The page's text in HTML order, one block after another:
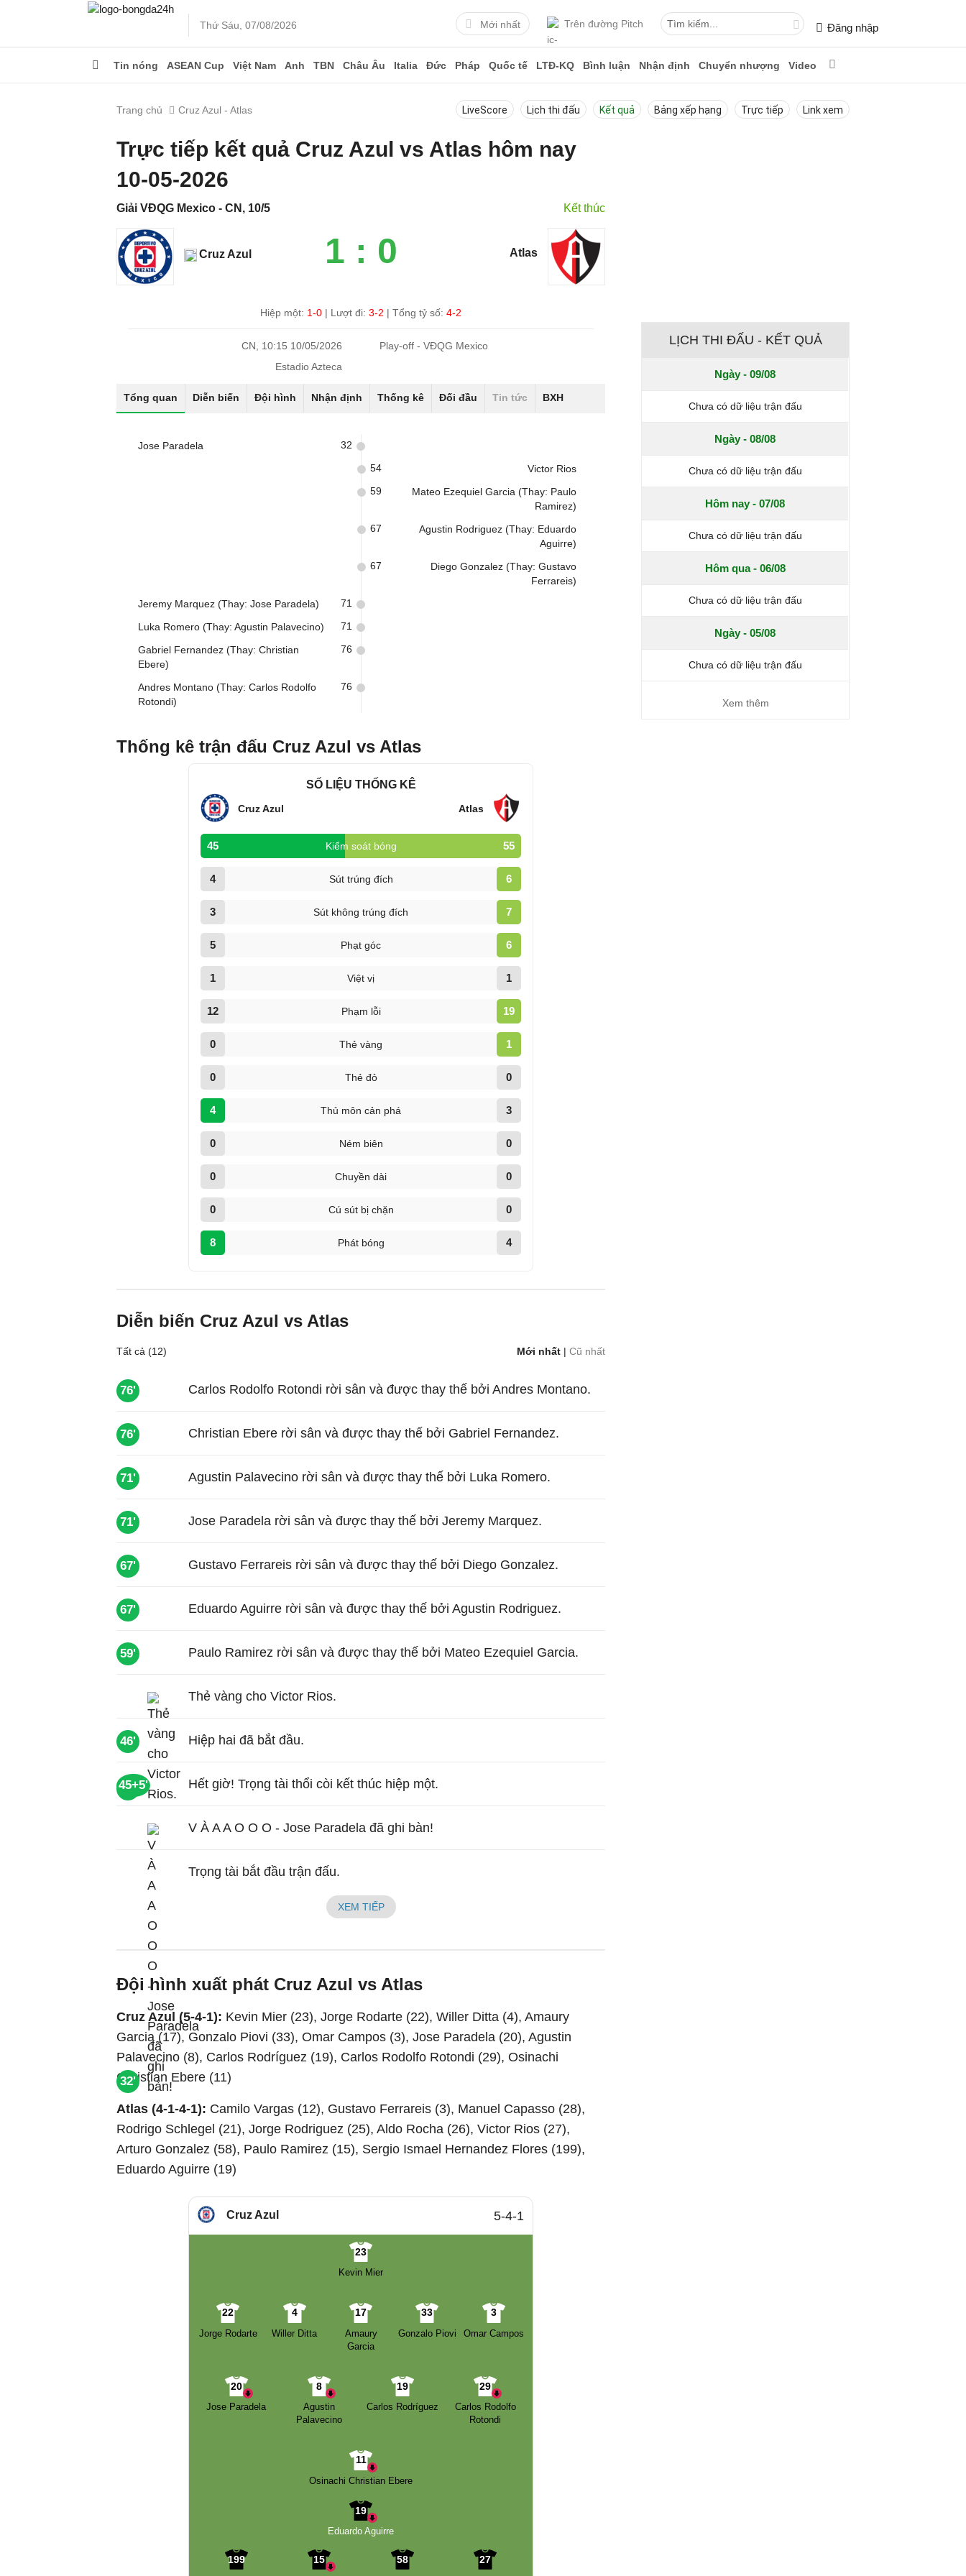
Thứ Sáu, 07/08/2026 Mới nhất Trên đường Pitch Đăng nhập
Tin nóng ASEAN Cup Việt Nam Anh TBN Châu Âu Italia Đức Pháp Quốc tế LTĐ-KQ Bình luận Nhận định Chuyển nhượng Video
Trang chủ Cruz Azul - Atlas LiveScore Lịch thi đấu Kết quả Bảng xếp hạng Trực tiếp Link xem
Trực tiếp kết quả Cruz Azul vs Atlas hôm nay
10-05-2026
Giải VĐQG Mexico - CN, 10/5 Kết thúc
Cruz Azul 1 : 0 Atlas
Hiệp một: 1-0 | Lượt đi:3-2 | Tổng tỷ số:4-2
CN, 10:15 10/05/2026
Play-off - VĐQG Mexico
Estadio Azteca
Tổng quan Diễn biến Đội hình Nhận định Thống kê Đối đầu Tin tức BXH
Jose Paradela 32
Victor Rios
54
Mateo Ezequiel Garcia (Thay: Paulo
Ramirez)
59
Agustin Rodriguez (Thay: Eduardo
Aguirre)
67
Diego Gonzalez (Thay: Gustavo
Ferrareis)
67
Jeremy Marquez (Thay: Jose Paradela) 71
Luka Romero (Thay: Agustin Palavecino) 71
Gabriel Fernandez (Thay: Christian
Ebere)
76
Andres Montano (Thay: Carlos Rodolfo
Rotondi)
76
Thống kê trận đấu Cruz Azul vs Atlas
SỐ LIỆU THỐNG KÊ
Cruz Azul Atlas
45 Kiểm soát bóng 55
4 Sút trúng đích 6
3 Sút không trúng đích 7
5 Phạt góc 6
1 Việt vị 1
12 Phạm lỗi 19
0 Thẻ vàng 1
0 Thẻ đỏ 0
4 Thủ môn cản phá 3
0 Ném biên 0
0 Chuyền dài 0
0 Cú sút bị chặn 0
8 Phát bóng 4
Diễn biến Cruz Azul vs Atlas
Tất cả (12) Mới nhất |Cũ nhất
76' Carlos Rodolfo Rotondi rời sân và được thay thế bởi Andres Montano.
76' Christian Ebere rời sân và được thay thế bởi Gabriel Fernandez.
71' Agustin Palavecino rời sân và được thay thế bởi Luka Romero.
71' Jose Paradela rời sân và được thay thế bởi Jeremy Marquez.
67' Gustavo Ferrareis rời sân và được thay thế bởi Diego Gonzalez.
67' Eduardo Aguirre rời sân và được thay thế bởi Agustin Rodriguez.
59' Paulo Ramirez rời sân và được thay thế bởi Mateo Ezequiel Garcia.
54'
Thẻ vàng cho Victor Rios.
46' Hiệp hai đã bắt đầu.
45+5' Hết giờ! Trọng tài thổi còi kết thúc hiệp một.
32'
V À A A O O O - Jose Paradela đã ghi bàn!
Trọng tài bắt đầu trận đấu.
XEM TIẾP
Đội hình xuất phát Cruz Azul vs Atlas
Cruz Azul (5-4-1): Kevin Mier (23), Jorge Rodarte (22), Willer Ditta (4), Amaury
Garcia (17), Gonzalo Piovi (33), Omar Campos (3), Jose Paradela (20), Agustin
Palavecino (8), Carlos Rodríguez (19), Carlos Rodolfo Rotondi (29), Osinachi
Christian Ebere (11)
Atlas (4-1-4-1): Camilo Vargas (12), Gustavo Ferrareis (3), Manuel Capasso (28),
Rodrigo Schlegel (21), Jorge Rodriguez (25), Aldo Rocha (26), Victor Rios (27),
Arturo Gonzalez (58), Paulo Ramirez (15), Sergio Ismael Hernandez Flores (199),
Eduardo Aguirre (19)
Cruz Azul 5-4-1
23
Kevin Mier
22
Jorge Rodarte
4
Willer Ditta
17
Amaury
Garcia
33
Gonzalo Piovi
3
Omar Campos
20
Jose Paradela
8
Agustin
Palavecino
19
Carlos Rodríguez
29
Carlos Rodolfo
Rotondi
11
Osinachi Christian Ebere
19
Eduardo Aguirre
199
15
58
27
LỊCH THI ĐẤU - KẾT QUẢ
Ngày - 09/08
Chưa có dữ liệu trận đấu
Ngày - 08/08
Chưa có dữ liệu trận đấu
Hôm nay - 07/08
Chưa có dữ liệu trận đấu
Hôm qua - 06/08
Chưa có dữ liệu trận đấu
Ngày - 05/08
Chưa có dữ liệu trận đấu
Xem thêm